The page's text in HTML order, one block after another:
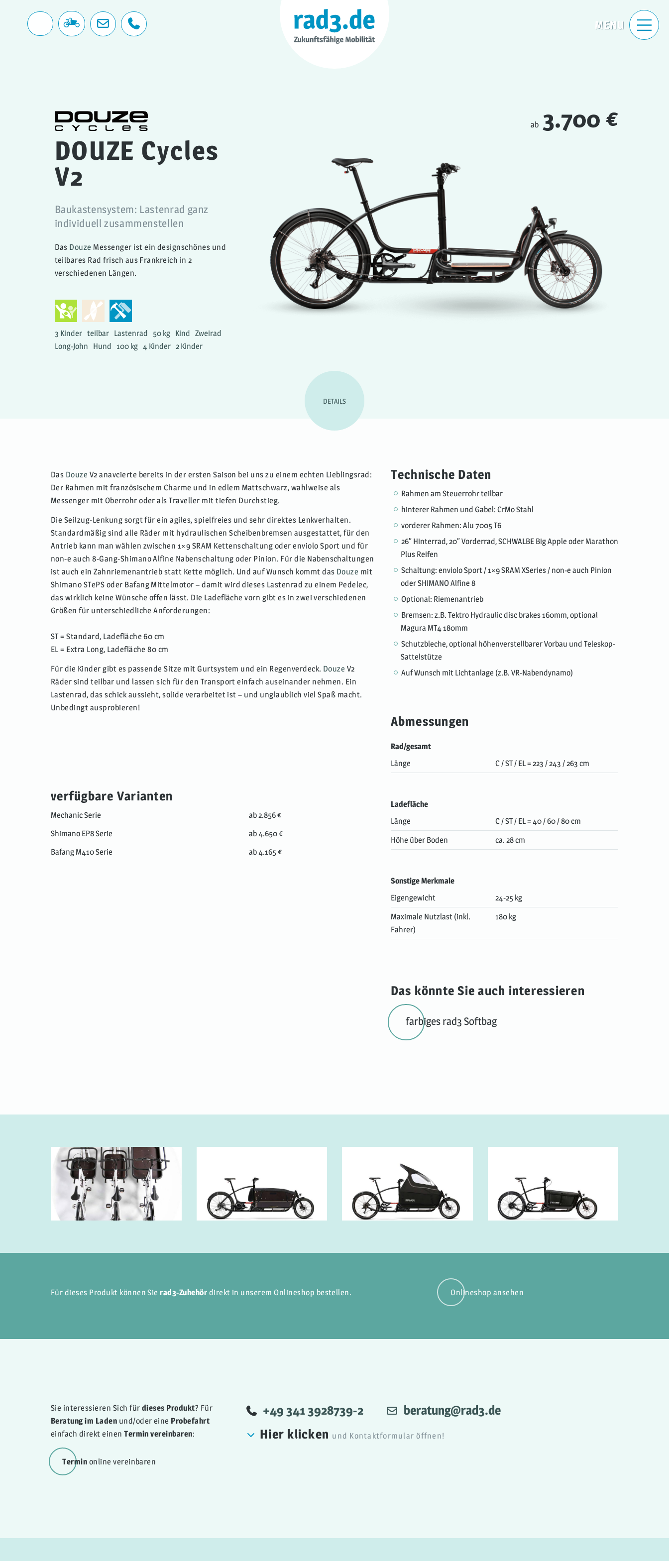
DOUZE Cycles
V2
Baukastensystem: Lastenrad ganz
individuell zusammenstellen
Das Douze Messenger ist ein designschönes und
teilbares Rad frisch aus Frankreich in 2
verschiedenen Längen.
3 Kinder teilbar Lastenrad 50 kg Kind Zweirad
Long-John
Hund 100 kg 4 Kinder 2 Kinder
ab 3.700 €
DETAILS
Das Douze V2 anavcierte bereits in der ersten Saison bei uns zu einem echten Lieblingsrad:
Der Rahmen mit französischem Charme und in edlem Mattschwarz, wahlweise als
Messenger mit Oberrohr oder als Traveller mit tiefen Durchstieg.
Die Seilzug-Lenkung sorgt für ein agiles, spielfreies und sehr direktes Lenkverhalten.
Standardmäßig sind alle Räder mit hydraulischen Scheibenbremsen ausgestattet, für den
Antrieb kann man wählen zwischen 1×9 SRAM Kettenschaltung oder enviolo Sport und für
non-e auch 8-Gang-Shimano Alfine Nabenschaltung oder Pinion. Für die Nabenschaltungen
ist auch ein Zahnriemenantrieb statt Kette möglich. Und auf Wunsch kommt das Douze mit
Shimano STePS oder Bafang Mittelmotor – damit wird dieses Lastenrad zu einem Pedelec,
das wirklich keine Wünsche offen lässt. Die Ladefläche vorn gibt es in zwei verschiedenen
Größen für unterschiedliche Anforderungen:
ST = Standard, Ladefläche 60 cm
EL = Extra Long, Ladefläche 80 cm
Für die Kinder gibt es passende Sitze mit Gurtsystem und ein Regenverdeck. Douze V2
Räder sind teilbar und lassen sich für den Transport einfach auseinander nehmen. Ein
Lastenrad, das schick aussieht, solide verarbeitet ist – und unglaublich viel Spaß macht.
Unbedingt ausprobieren!
verfügbare Varianten
Mechanic Serie
ab 2.856 €
Shimano EP8 Serie
ab 4.650 €
Bafang M410 Serie
ab 4.165 €
Technische Daten
Rahmen am Steuerrohr teilbar
hinterer Rahmen und Gabel: CrMo Stahl
vorderer Rahmen: Alu 7005 T6
26″ Hinterrad, 20″ Vorderrad, SCHWALBE Big Apple oder Marathon
Plus Reifen
Schaltung: enviolo Sport / 1×9 SRAM XSeries / non-e auch Pinion
oder SHIMANO Alfine 8
Optional: Riemenantrieb
Bremsen: z.B. Tektro Hydraulic disc brakes 160mm, optional
Magura MT4 180mm
Schutzbleche, optional höhenverstellbarer Vorbau und Teleskop-
Sattelstütze
Auf Wunsch mit Lichtanlage (z.B. VR-Nabendynamo)
Abmessungen
Rad/gesamt
Länge
C / ST / EL = 223 / 243 / 263 cm
Ladefläche
Länge
C / ST / EL = 40 / 60 / 80 cm
Höhe über Boden
ca. 28 cm
Sonstige Merkmale
Eigengewicht
24-25 kg
Maximale Nutzlast (inkl.
Fahrer)
180 kg
Das könnte Sie auch interessieren
farbiges rad3 Softbag
Für dieses Produkt können Sierad3-Zuhehör direkt in unserem Onlineshop bestellen. Onlineshop ansehen
Sie interessieren Sich für dieses Produkt? Für
Beratung im Laden und/oder eine Probefahrt
einfach direkt einen Termin vereinbaren:
Termin online vereinbaren
Telefonisch
+49 341 3928739-2 Email
beratung@rad3.de
Hier klicken und Kontaktformular öffnen!